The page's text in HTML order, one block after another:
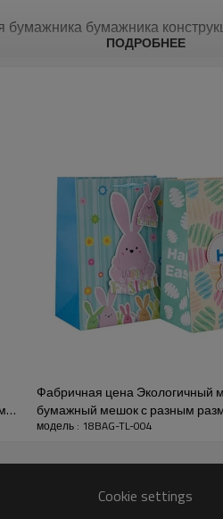
бумажника
ПОДРОБНЕЕ
с
Фабричная цена Экологичный
бумажный мешок с разным
виде тоннеля
модель : 18BAG-TL-004
Cookie settings